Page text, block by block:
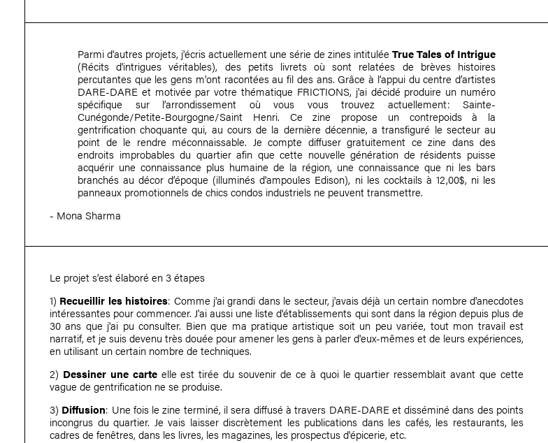
Parmi d'autres projets, j'écris actuellement une série de zines intitulée True Tales of Intrigue
(Récits d'intrigues véritables), des petits livrets où sont relatées de brèves histoires
percutantes que les gens m'ont racontées au fil des ans. Grâce à l’appui du centre d’artistes
DARE-DARE et motivée par votre thématique FRICTIONS, j'ai décidé produire un numéro
spécifique sur l’arrondissement où vous vous trouvez actuellement: Sainte-
Cunégonde/Petite-Bourgogne/Saint Henri. Ce zine propose un contrepoids à la
gentrification choquante qui, au cours de la dernière décennie, a transfiguré le secteur au
point de le rendre méconnaissable. Je compte diffuser gratuitement ce zine dans des
endroits improbables du quartier afin que cette nouvelle génération de résidents puisse
acquérir une connaissance plus humaine de la région, une connaissance que ni les bars
branchés au décor d’époque (illuminés d'ampoules Edison), ni les cocktails à 12,00$, ni les
panneaux promotionnels de chics condos industriels ne peuvent transmettre.
- Mona Sharma
Le projet s’est élaboré en 3 étapes
1) Recueillir les histoires: Comme j'ai grandi dans le secteur, j'avais déjà un certain nombre d'anecdotes
intéressantes pour commencer. J'ai aussi une liste d'établissements qui sont dans la région depuis plus de
30 ans que j'ai pu consulter. Bien que ma pratique artistique soit un peu variée, tout mon travail est
narratif, et je suis devenu très douée pour amener les gens à parler d'eux-mêmes et de leurs expériences,
en utilisant un certain nombre de techniques.
2) Dessiner une carteelle est tirée du souvenir de ce à quoi le quartier ressemblait avant que cette
vague de gentrification ne se produise.
3) Diffusion: Une fois le zine terminé, il sera diffusé à travers DARE-DARE et disséminé dans des points
incongrus du quartier. Je vais laisser discrètement les publications dans les cafés, les restaurants, les
cadres de fenêtres, dans les livres, les magazines, les prospectus d'épicerie, etc.